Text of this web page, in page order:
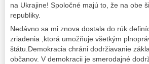
na Ukrajine! Spoločné majú to, že na obe
republiky.
Nedávno sa mi znova dostala do rúk
zriadenia ,ktorá umožňuje všetkým
štátu.Demokracia chráni dodržiavanie
občanov. V demokracii je smerodajné